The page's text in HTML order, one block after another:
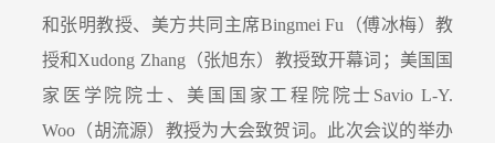
和张明教授、美方共同主席Bingmei Fu （傅冰梅）教
授和Xudong Zhang （张旭东）教授致开幕词；美国国
家医学院院士、美国国家工程院院士 Savio L-Y.
Woo （胡流源）教授为大会致贺词。此次会议的举办